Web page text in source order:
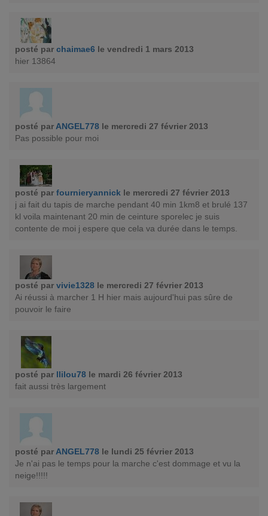
posté par chaimae6 le vendredi 1 mars 2013
hier 13864
posté par ANGEL778 le mercredi 27 février 2013
Pas possible pour moi
posté par fournieryannick le mercredi 27 février 2013
j ai fait du tapis de marche pendant 40 min 1km8 et brulé 137
kl voila maintenant 20 min de ceinture sporelec je suis
contente de moi j espere que cela va durée dans le temps.
posté par vivie1328 le mercredi 27 février 2013
Ai réussi à marcher 1 H hier mais aujourd'hui pas sûre de
pouvoir le faire
posté par llilou78 le mardi 26 février 2013
fait aussi très largement
posté par ANGEL778 le lundi 25 février 2013
Je n'ai pas le temps pour la marche c'est dommage et vu la
neige!!!!!